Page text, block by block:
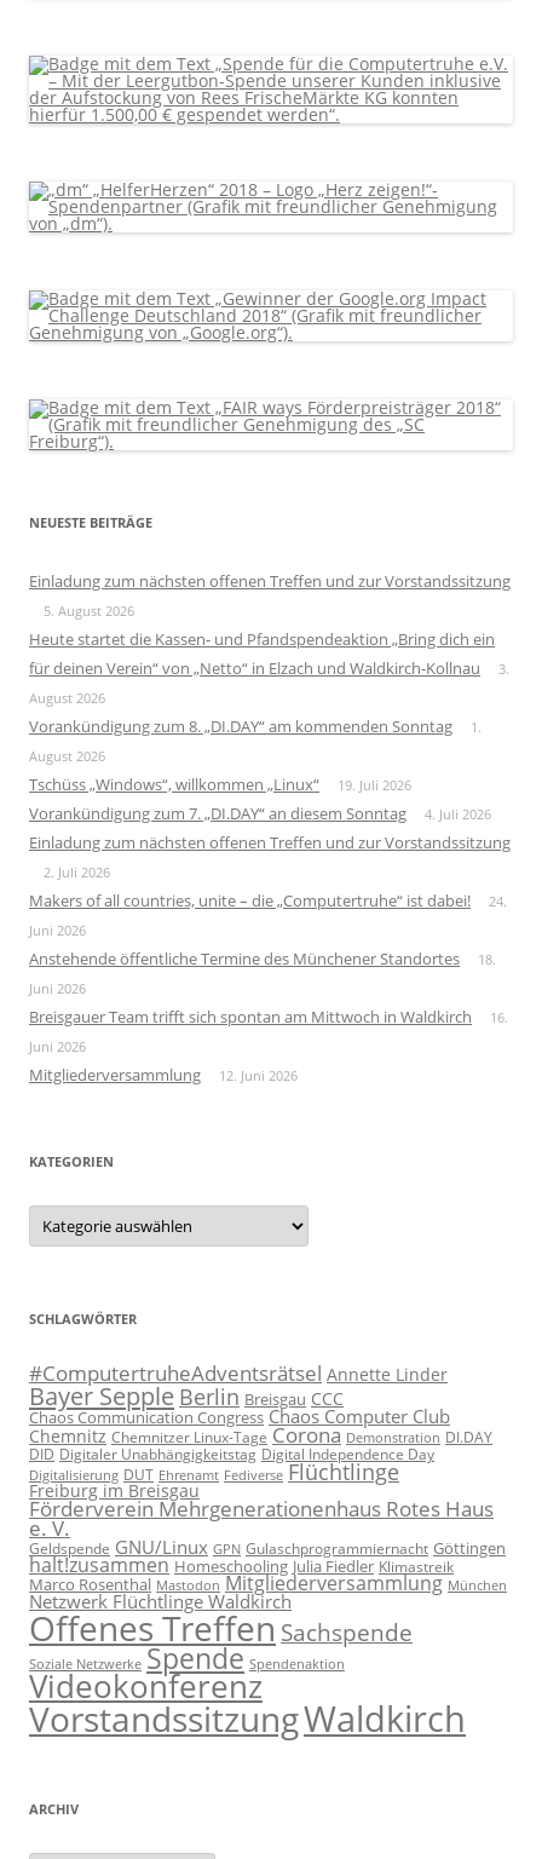
NEUESTE BEITRÄGE
Einladung zum nächsten offenen Treffen und zur Vorstandssitzung
5. August 2026
Heute startet die Kassen- und Pfandspendeaktion „Bring dich ein
für deinen Verein“ von „Netto“ in Elzach und Waldkirch-Kollnau
3.
August 2026
Vorankündigung zum 8. „DI.DAY“ am kommenden Sonntag
1.
August 2026
Tschüss „Windows“, willkommen „Linux“ 19. Juli 2026
Vorankündigung zum 7. „DI.DAY“ an diesem Sonntag 4. Juli 2026
Einladung zum nächsten offenen Treffen und zur Vorstandssitzung
2. Juli 2026
Makers of all countries, unite – die „Computertruhe“ ist dabei!
24.
Juni 2026
Anstehende öffentliche Termine des Münchener Standortes
18.
Juni 2026
Breisgauer Team trifft sich spontan am Mittwoch in Waldkirch
16.
Juni 2026
Mitgliederversammlung 12. Juni 2026
KATEGORIEN
Kategorien
SCHLAGWÖRTER
#ComputertruheAdventsrätsel Annette Linder
Bayer Sepple Berlin Breisgau CCC
Chaos Communication Congress Chaos Computer Club
Chemnitz Chemnitzer Linux-Tage Corona Demonstration DI.DAY
DID Digitaler Unabhängigkeitstag Digital Independence Day
Digitalisierung DUT Ehrenamt Fediverse Flüchtlinge
Freiburg im Breisgau
Förderverein Mehrgenerationenhaus Rotes Haus
e. V.
Geldspende GNU/Linux GPN Gulaschprogrammiernacht Göttingen
halt!zusammen Homeschooling Julia Fiedler Klimastreik
Marco Rosenthal Mastodon Mitgliederversammlung München
Netzwerk Flüchtlinge Waldkirch
Offenes Treffen Sachspende
Soziale Netzwerke Spende Spendenaktion
Videokonferenz
VorstandssitzungWaldkirch
ARCHIV